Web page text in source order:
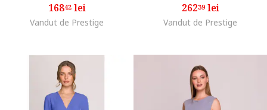
16842lei
Vandut de Prestige
26239lei
Vandut de Prestige